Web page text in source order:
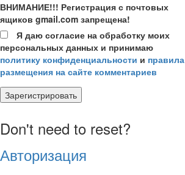
ВНИМАНИЕ!!! Регистрация с почтовых
ящиков gmail.com запрещена!
Я даю согласие на обработку моих
персональных данных и принимаю
политику конфиденциальности и правила
размещения на сайте комментариев
Зарегистрировать
Don't need to reset?
Авторизация